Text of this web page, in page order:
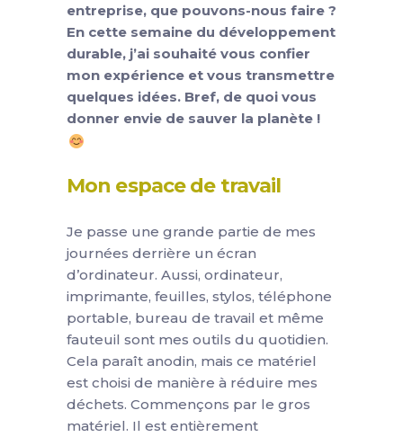
entreprise, que pouvons-nous faire ?
En cette semaine du développement
durable, j’ai souhaité vous confier
mon expérience et vous transmettre
quelques idées. Bref, de quoi vous
donner envie de sauver la planète !
Mon espace de travail
Je passe une grande partie de mes
journées derrière un écran
d’ordinateur. Aussi, ordinateur,
imprimante, feuilles, stylos, téléphone
portable, bureau de travail et même
fauteuil sont mes outils du quotidien.
Cela paraît anodin, mais ce matériel
est choisi de manière à réduire mes
déchets. Commençons par le gros
matériel. Il est entièrement